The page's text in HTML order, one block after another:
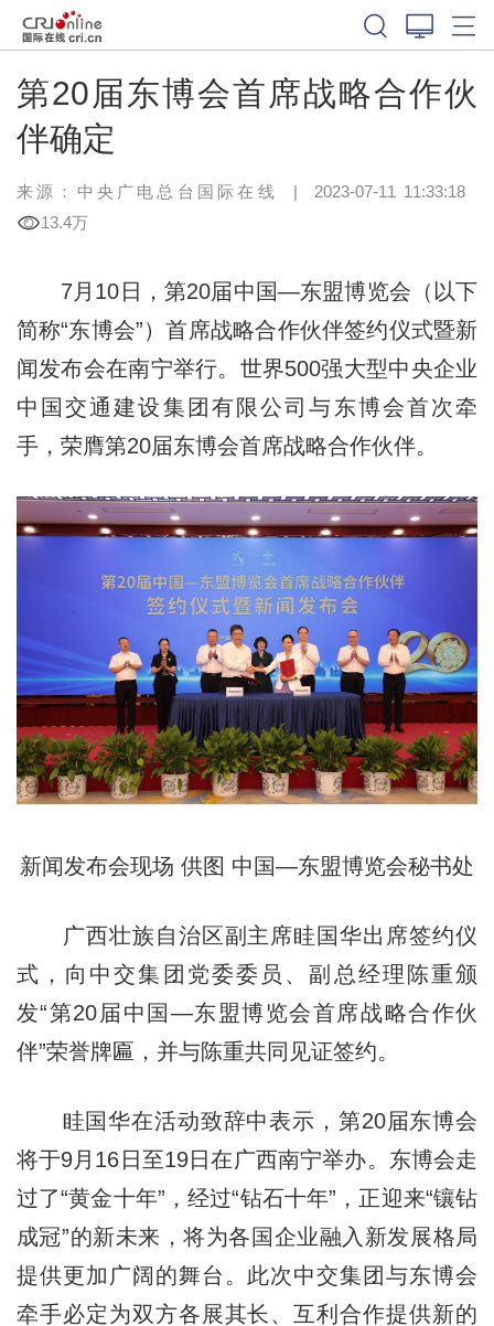
第20届东博会首席战略合作伙
伴确定
来源：中央广电总台国际在线 | 2023-07-11 11:33:18
13.4万
7月10日，第20届中国—东盟博览会（以下
简称“东博会”）首席战略合作伙伴签约仪式暨新
闻发布会在南宁举行。世界500强大型中央企业
中国交通建设集团有限公司与东博会首次牵
手，荣膺第20届东博会首席战略合作伙伴。
新闻发布会现场 供图 中国—东盟博览会秘书处
广西壮族自治区副主席眭国华出席签约仪
式，向中交集团党委委员、副总经理陈重颁
发“第20届中国—东盟博览会首席战略合作伙
伴”荣誉牌匾，并与陈重共同见证签约。
眭国华在活动致辞中表示，第20届东博会
将于9月16日至19日在广西南宁举办。东博会走
过了“黄金十年”，经过“钻石十年”，正迎来“镶钻
成冠”的新未来，将为各国企业融入新发展格局
提供更加广阔的舞台。此次中交集团与东博会
牵手必定为双方各展其长、互利合作提供新的